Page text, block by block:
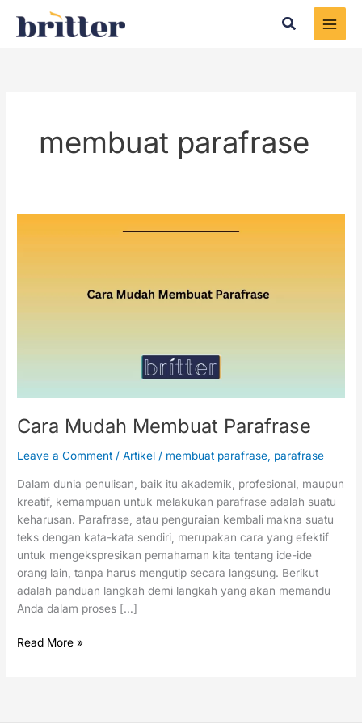
Search
membuat parafrase
Cara Mudah Membuat Parafrase
Leave a Comment /Artikel / membuat parafrase, parafrase
Dalam dunia penulisan, baik itu akademik, profesional, maupun
kreatif, kemampuan untuk melakukan parafrase adalah suatu
keharusan. Parafrase, atau penguraian kembali makna suatu
teks dengan kata-kata sendiri, merupakan cara yang efektif
untuk mengekspresikan pemahaman kita tentang ide-ide
orang lain, tanpa harus mengutip secara langsung. Berikut
adalah panduan langkah demi langkah yang akan memandu
Anda dalam proses […]
Read More »